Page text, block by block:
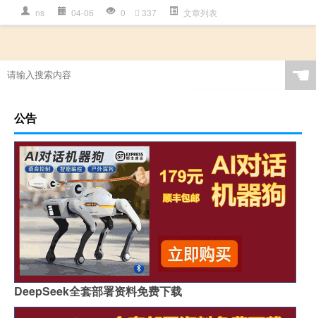
ns 04-06 0 337 文章列表
☚
公告
DeepSeek全套部署资料免费下载